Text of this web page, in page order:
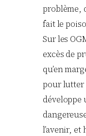
problème,
fait le
Sur les
excès de
qu’en
pour lutter
développe
l’avenir,